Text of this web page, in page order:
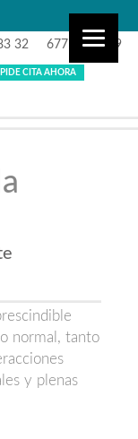
32 677 87 99 29
PIDE CITA AHORA
normal, tanto
y plenas